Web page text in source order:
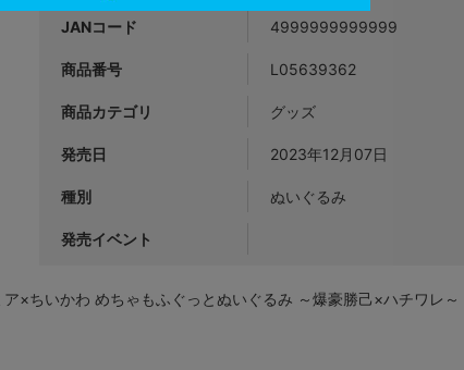
JANコード 4999999999999
商品番号 L05639362
商品カテゴリ グッズ
発売日 2023年12月07日
種別 ぬいぐるみ
発売イベント
×ちいかわ めちゃもふぐっとぬいぐるみ ～爆豪勝己×ハチワレ～